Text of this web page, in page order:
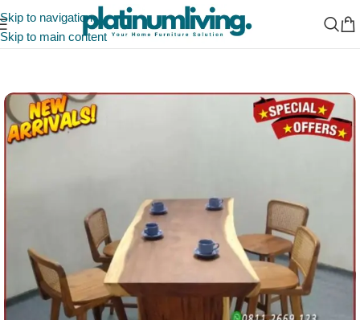
Skip to navigation
Skip to main content
Beranda/Indonesia Furniture Manufacturer